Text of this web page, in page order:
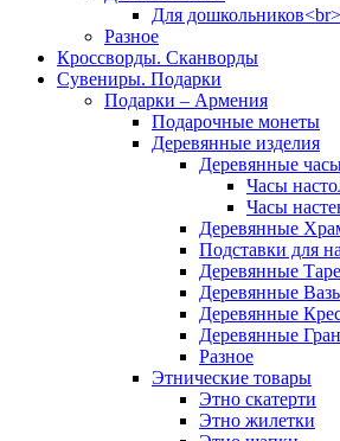
Для
Разное
Кроссворды. Сканворды
Сувениры. Подарки
Подарки – Армения
Подарочные монеты
Деревянные изделия
Деревянные
Часы
Часы
Деревянные
Подставки для
Деревянные
Деревянные
Деревянные
Деревянные
Разное
Этнические товары
Этно скатерти
Этно жилетки